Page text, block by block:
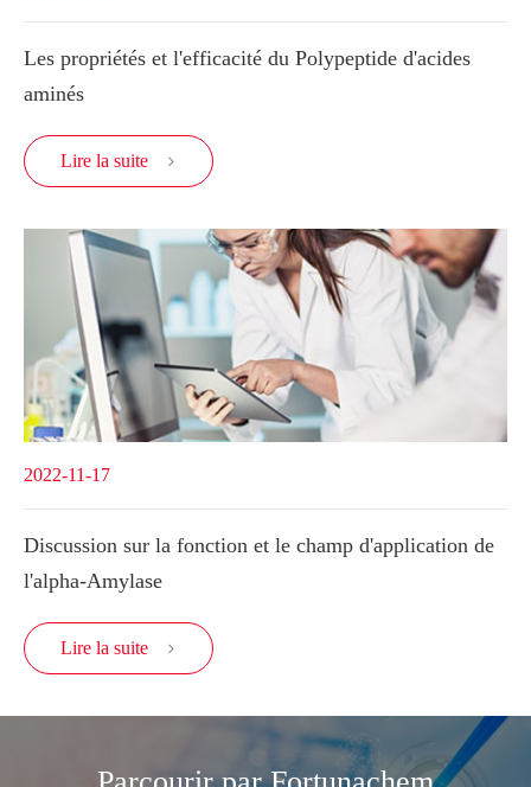
Les propriétés et l'efficacité du Polypeptide d'acides
aminés
Lire la suite 
2022-11-17
Discussion sur la fonction et le champ d'application de
l'alpha-Amylase
Lire la suite 